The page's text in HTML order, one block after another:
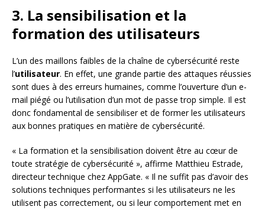
3. La sensibilisation et la
formation des utilisateurs
L’un des maillons faibles de la chaîne de cybersécurité reste
l’utilisateur. En effet, une grande partie des attaques réussies
sont dues à des erreurs humaines, comme l’ouverture d’un e-
mail piégé ou l’utilisation d’un mot de passe trop simple. Il est
donc fondamental de sensibiliser et de former les utilisateurs
aux bonnes pratiques en matière de cybersécurité.
« La formation et la sensibilisation doivent être au cœur de
toute stratégie de cybersécurité », affirme Matthieu Estrade,
directeur technique chez AppGate. « Il ne suffit pas d’avoir des
solutions techniques performantes si les utilisateurs ne les
utilisent pas correctement, ou si leur comportement met en